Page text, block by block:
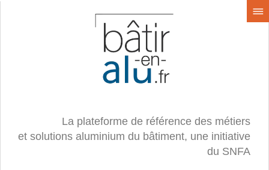
La plateforme de référence des métiers
et solutions aluminium du bâtiment, une initiative
du SNFA